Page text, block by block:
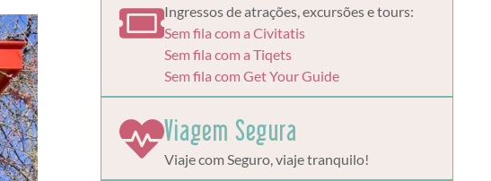
Ingressos de atrações, excursões e tours:
Sem fila com a Civitatis
Sem fila com a Tiqets
Sem fila com Get Your Guide
Viagem Segura
Viaje com Seguro, viaje tranquilo!